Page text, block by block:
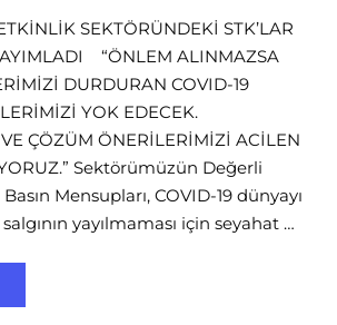
SEKTÖRÜNDEKİ STK’LAR
“ÖNLEM ALINMAZSA
DURDURAN COVID-19
YOK EDECEK.
ÇÖZÜM ÖNERİLERİMİZİ ACİLEN
Sektörümüzün Değerli
Mensupları, COVID-19 dünyayı
yayılmaması için seyahat …